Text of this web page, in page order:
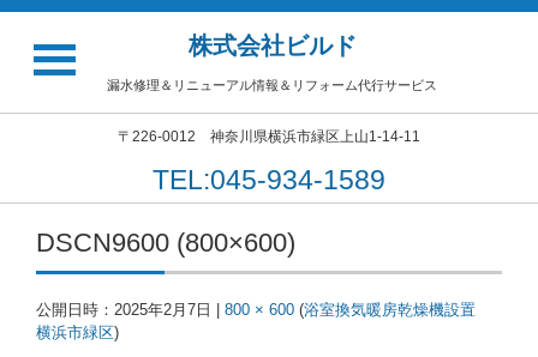
株式会社ビルド
漏水修理＆リニューアル情報＆リフォーム代行サービス
〒226-0012 神奈川県横浜市緑区上山1-14-11
TEL:045-934-1589
DSCN9600 (800×600)
公開日時： 2025年2月7日 800 × 600 (浴室換気暖房乾燥機設置
横浜市緑区)